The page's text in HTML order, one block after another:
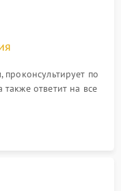
по
ответит на все